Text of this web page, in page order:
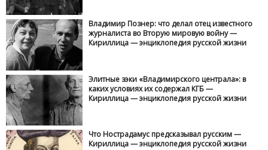
Владимир Познер: что делал отец известного
журналиста во Вторую мировую войну —
Кириллица — энциклопедия русской жизни
Элитные зэки «Владимирского централа»: в
каких условиях их содержал КГБ —
Кириллица — энциклопедия русской жизни
Что Нострадамус предсказывал русским —
Кириллица — энциклопедия русской жизни